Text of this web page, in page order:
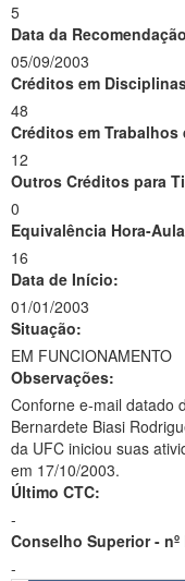
5
Data da
05/09/2003
Créditos em
48
Créditos em
12
Outros Créditos para
0
Equivalência Hora-
16
Data de Início:
01/01/2003
Situação:
EM FUNCIONAMENTO
Observações:
Conforne e-mail datado
Bernardete Biasi
da UFC iniciou suas
em 17/10/2003.
Último CTC:
-
Conselho Superior - nº
-